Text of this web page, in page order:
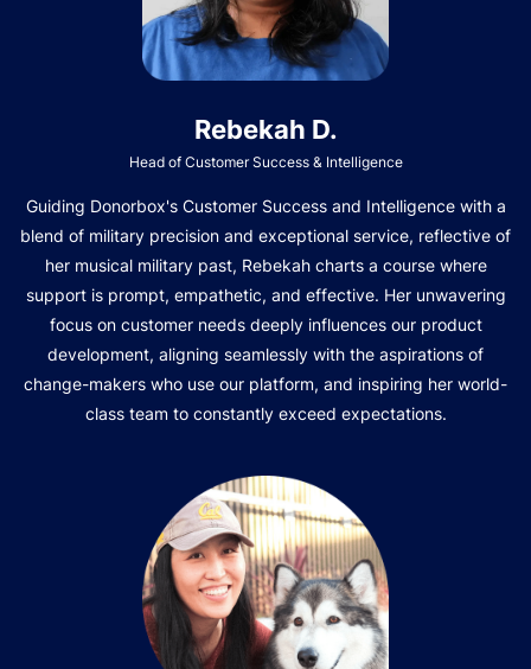
Rebekah D.
Head of Customer Success & Intelligence
Guiding Donorbox's Customer Success and Intelligence with a
blend of military precision and exceptional service, reflective of
her musical military past, Rebekah charts a course where
support is prompt, empathetic, and effective. Her unwavering
focus on customer needs deeply influences our product
development, aligning seamlessly with the aspirations of
change-makers who use our platform, and inspiring her world-
class team to constantly exceed expectations.